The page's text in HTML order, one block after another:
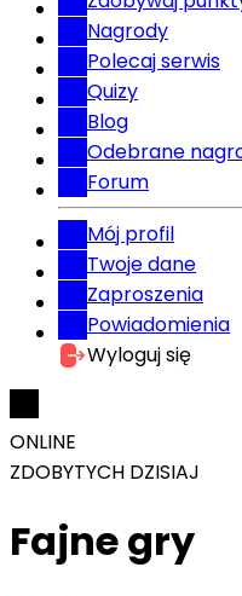
Nagrody
Polecaj serwis
Quizy
Blog
Odebrane
Forum
Mój profil
Twoje dane
Zaproszenia
Powiadomienia
Wyloguj się
ONLINE
ZDOBYTYCH DZISIAJ
Fajne gry